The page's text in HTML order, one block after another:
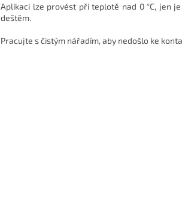
Aplikaci lze provést při teplotě nad 0 °C, jen
deštěm.
Pracujte s čistým nářadím, aby nedošlo ke